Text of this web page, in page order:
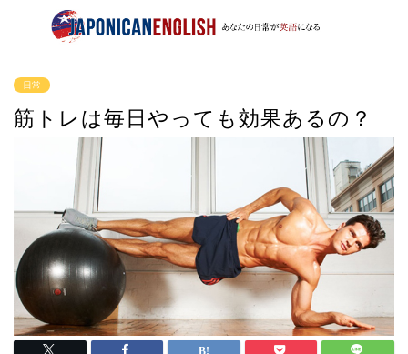
日常
筋トレは毎日やっても効果あるの？